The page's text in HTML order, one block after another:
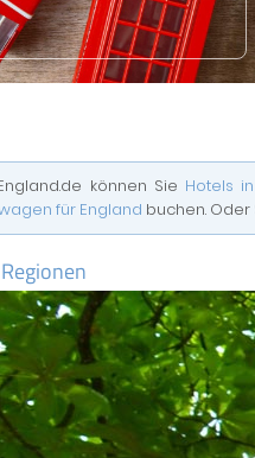
können Sie Hotels
für England buchen.